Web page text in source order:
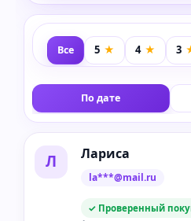
Все
По дате
Л Лариса
la***@mail.ru
✓ Проверенный